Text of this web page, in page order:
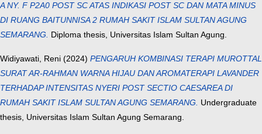
A NY. F P2A0 POST SC ATAS INDIKASI POST SC DAN MATA MINUS
DI RUANG BAITUNNISA 2 RUMAH SAKIT ISLAM SULTAN AGUNG
SEMARANG. Diploma thesis, Universitas Islam Sultan Agung.
Widiyawati, Reni (2024) PENGARUH KOMBINASI TERAPI MUROTTAL
SURAT AR-RAHMAN WARNA HIJAU DAN AROMATERAPI LAVANDER
TERHADAP INTENSITAS NYERI POST SECTIO CAESAREA DI
RUMAH SAKIT ISLAM SULTAN AGUNG SEMARANG. Undergraduate
thesis, Universitas Islam Sultan Agung Semarang.